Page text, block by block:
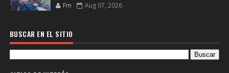
Fm Aug 07, 2026
BUSCAR EN EL SITIO